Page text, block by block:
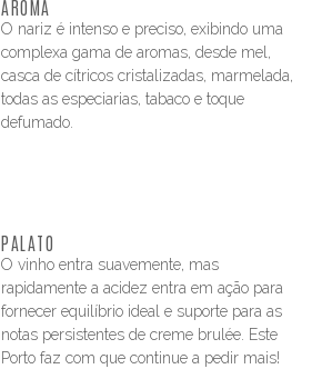
AROMA
O nariz é intenso e preciso, exibindo uma
complexa gama de aromas, desde mel,
casca de cítricos cristalizadas, marmelada,
todas as especiarias, tabaco e toque
defumado.
PALATO
O vinho entra suavemente, mas
rapidamente a acidez entra em ação para
fornecer equilíbrio ideal e suporte para as
notas persistentes de creme brulée. Este
Porto faz com que continue a pedir mais!